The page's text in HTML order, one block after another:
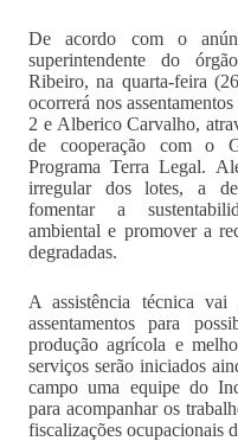
De acordo com o
superintendente do
Ribeiro, na quarta-feira
ocorrerá nos
2 e Alberico Carvalho,
de cooperação com o
Programa Terra Legal.
irregular dos lotes, a
fomentar a
ambiental e promover a
degradadas.
A assistência técnica
assentamentos para
produção agrícola e
serviços serão iniciados
campo uma equipe do
para acompanhar os
fiscalizações ocupacionais